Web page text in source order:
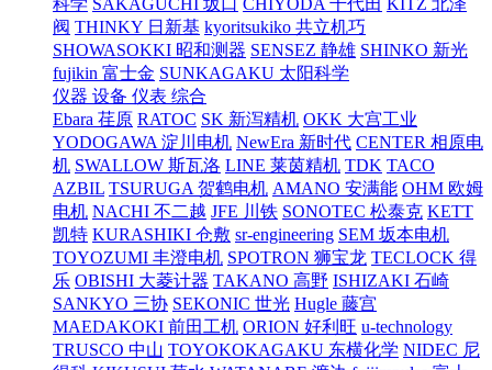
科学 SAKAGUCHI 坂口 CHIYODA 千代田 KITZ 北泽
阀 THINKY 日新基 kyoritsukiko 共立机巧
SHOWASOKKI 昭和测器 SENSEZ 静雄 SHINKO 新光
fujikin 富士金 SUNKAGAKU 太阳科学
仪器 设备 仪表 综合
Ebara 荏原 RATOC SK 新泻精机 OKK 大宫工业
YODOGAWA 淀川电机 NewEra 新时代 CENTER 相原电
机 SWALLOW 斯瓦洛 LINE 莱茵精机 TDK TACO
AZBIL TSURUGA 贺鹤电机 AMANO 安满能 OHM 欧姆
电机 NACHI 不二越 JFE 川铁 SONOTEC 松泰克 KETT
凯特 KURASHIKI 仓敷 sr-engineering SEM 坂本电机
TOYOZUMI 丰澄电机 SPOTRON 狮宝龙 TECLOCK 得
乐 OBISHI 大菱计器 TAKANO 高野 ISHIZAKI 石崎
SANKYO 三协 SEKONIC 世光 Hugle 藤宫
MAEDAKOKI 前田工机 ORION 好利旺 u-technology
TRUSCO 中山 TOYOKOKAGAKU 东横化学 NIDEC 尼